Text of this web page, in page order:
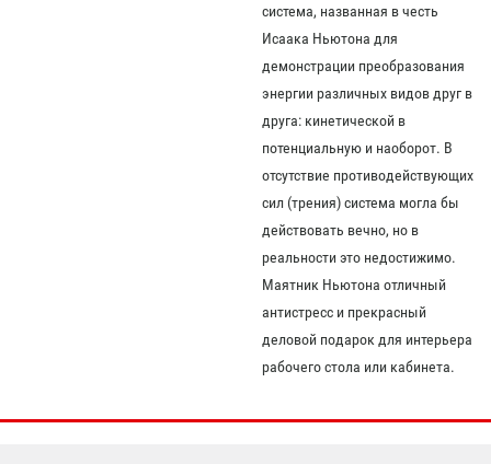
система, названная в честь
Исаака Ньютона для
демонстрации преобразования
энергии различных видов друг в
друга: кинетической в
потенциальную и наоборот. В
отсутствие противодействующих
сил (трения) система могла бы
действовать вечно, но в
реальности это недостижимо.
Маятник Ньютона отличный
антистресс и прекрасный
деловой подарок для интерьера
рабочего стола или кабинета.